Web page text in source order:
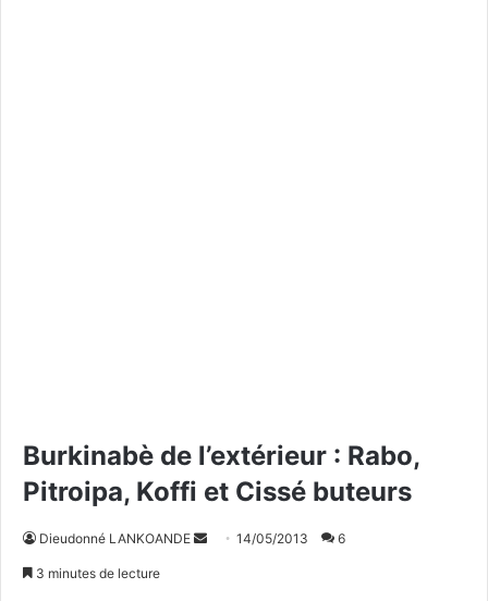
Burkinabè de l’extérieur : Rabo,
Pitroipa, Koffi et Cissé buteurs
Dieudonné LANKOANDE 14/05/2013 6
3 minutes de lecture